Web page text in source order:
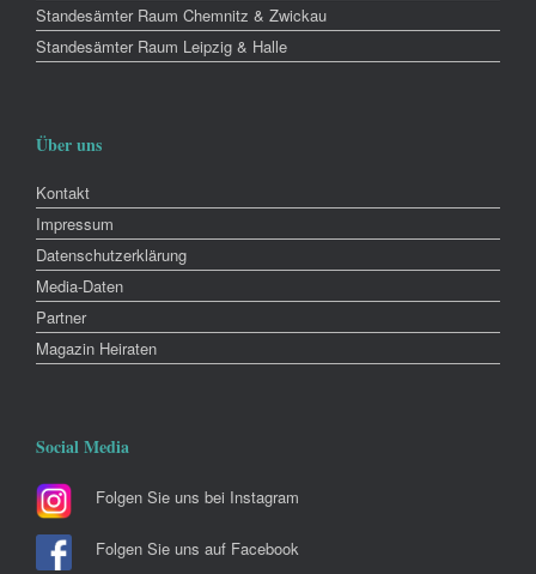
Standesämter Raum Chemnitz & Zwickau
Standesämter Raum Leipzig & Halle
Über uns
Kontakt
Impressum
Datenschutzerklärung
Media-Daten
Partner
Magazin Heiraten
Social Media
Folgen Sie uns bei Instagram
Folgen Sie uns auf Facebook